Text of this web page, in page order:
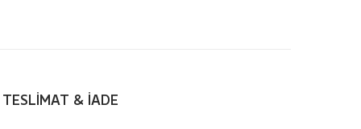
TESLİMAT & İADE